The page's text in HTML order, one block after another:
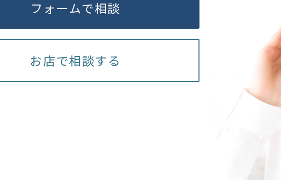
フォームで相談
お店で相談する